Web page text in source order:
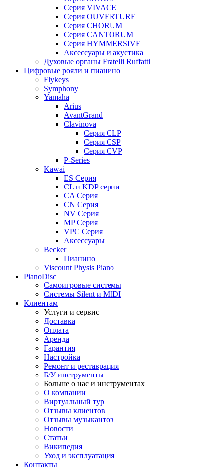
Серия VIVACE
Серия OUVERTURE
Серия CHORUM
Серия CANTORUM
Серия HYMMERSIVE
Аксессуары и акустика
Духовые органы Fratelli Ruffatti
Цифровые рояли и пианино
Flykeys
Symphony
Yamaha
Arius
AvantGrand
Clavinova
Серия CLP
Серия CSP
Серия CVP
P-Series
Kawai
ES Серия
CL и KDP серии
CA Серия
CN Серия
NV Серия
MP Серия
VPC Серия
Аксессуары
Becker
Пианино
Viscount Physis Piano
PianoDisc
Самоигровые системы
Системы Silent и MIDI
Клиентам
Услуги и сервис
Доставка
Оплата
Аренда
Гарантия
Настройка
Ремонт и реставрация
Б/У инструменты
Больше о нас и инструментах
О компании
Виртуальный тур
Отзывы клиентов
Отзывы музыкантов
Новости
Статьи
Википедия
Уход и эксплуатация
Контакты